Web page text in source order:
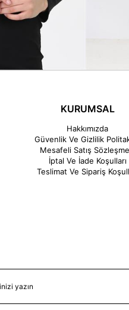
KURUMSAL
Hakkımızda
Güvenlik Ve Gizlilik
Mesafeli Satış
İptal Ve İade Koşulları
Teslimat Ve Sipariş